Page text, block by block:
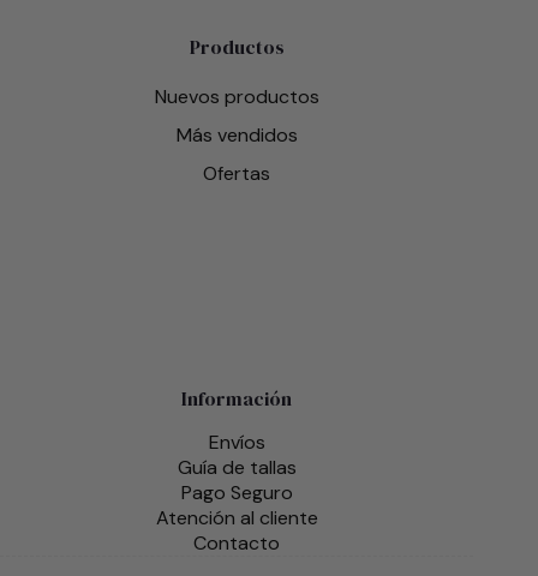
Productos
Nuevos productos
Más vendidos
Ofertas
Información
Envíos
Guía de tallas
Pago Seguro
Atención al cliente
Contacto